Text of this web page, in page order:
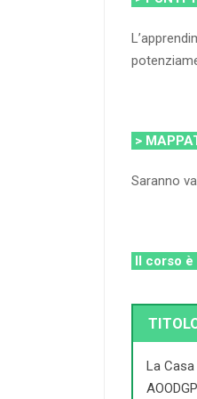
>
Saranno
Il corso
La